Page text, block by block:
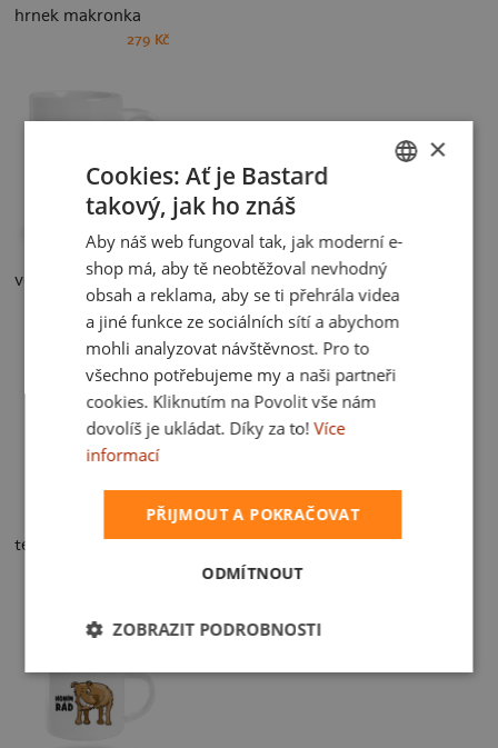
hrnek makronka
279 Kč
velký hrnek
299 Kč
termohrnek
SLOVAK
×
Cookies: Ať je Bastard
takový, jak ho znáš
Aby náš web fungoval tak, jak moderní e-
shop má, aby tě neobtěžoval nevhodný
obsah a reklama, aby se ti přehrála videa
a jiné funkce ze sociálních sítí a abychom
mohli analyzovat návštěvnost. Pro to
všechno potřebujeme my a naši partneři
cookies. Kliknutím na Povolit vše nám
dovolíš je ukládat. Díky za to! Více
informací
PŘIJMOUT A POKRAČOVAT
ODMÍTNOUT
ZOBRAZIT PODROBNOSTI